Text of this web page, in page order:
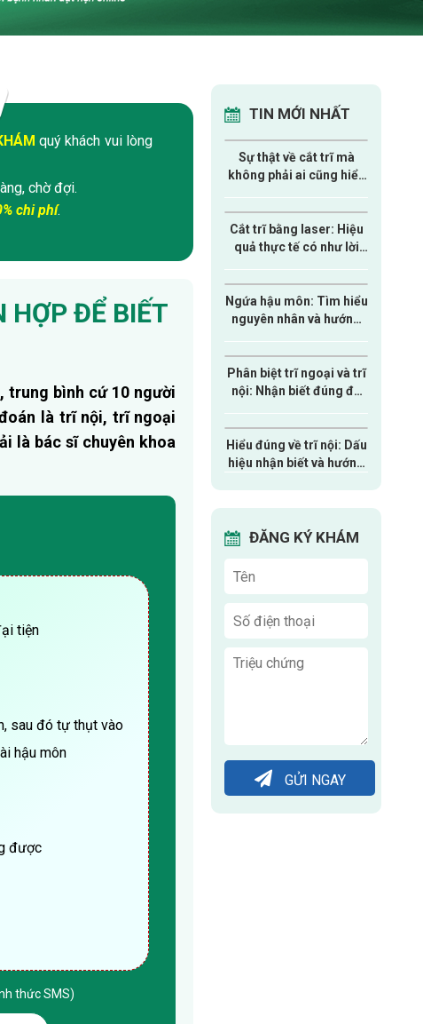
quý khách vui lòng
chờ đợi.
chi phí.
HỢP ĐỂ BIẾT
trung bình cứ 10 người
là trĩ nội, trĩ ngoại
là bác sĩ chuyên khoa
tiện
sau đó tự thụt vào
hậu môn
được
thức SMS)
TIN MỚI NHẤT
Sự thật về cắt trĩ mà
không phải ai cũng hiểu
Cắt trĩ bằng laser: Hiệu
quả thực tế có như lời
Ngứa hậu môn: Tìm hiểu
nguyên nhân và hướng
Phân biệt trĩ ngoại và trĩ
nội: Nhận biết đúng để
Hiểu đúng về trĩ nội: Dấu
hiệu nhận biết và hướng
ĐĂNG KÝ KHÁM
GỬI NGAY